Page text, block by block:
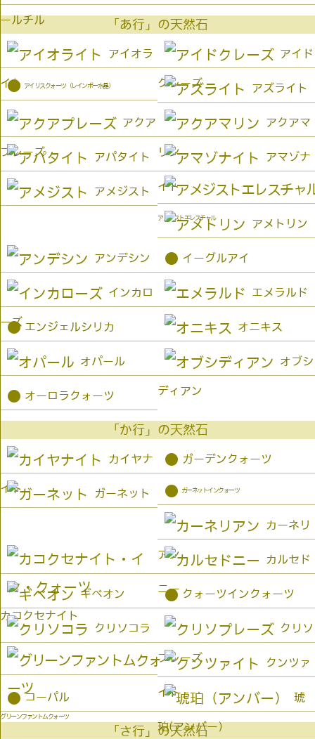
ールチル 「あ行」の天然石
アイオラ
イト
アイド
クレーズ
● アイリスクォーツ（レインボー水晶） アズライト
アクア
プレーズ
アクアマ
リン
アパタイト アマゾナ
イト
アメジスト
アメジストエレスチャル アメトリン
アンデシン ● イーグルアイ
インカロ
ーズ
エメラルド
● エンジェルシリカ オニキス
オパール オブシ
ディアン
● オーロラクォーツ
「か行」の天然石
カイヤナ
イト
● ガーデンクォーツ
ガーネット ● ガーネットインクォーツ
カーネリ
アン
カコクセナイト
カルセド
ニー
ギベオン ● クォーツインクォーツ
クリソコラ クリソ
プレーズ
グリーンファントムクォーツ
クンツァ
イト
● コーパル 琥
珀(アンバー）
「さ行」の天然石